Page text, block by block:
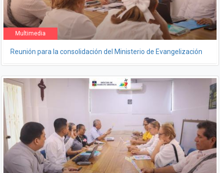
Multimedia
Reunión para la consolidación del Ministerio de Evangelización